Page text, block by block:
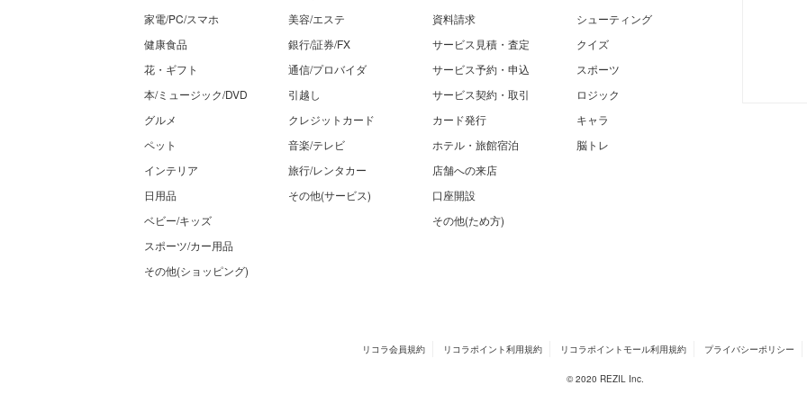
家電/PC/スマホ
健康食品
花・ギフト
本/ミュージック/DVD
グルメ
ペット
インテリア
日用品
ベビー/キッズ
スポーツ/カー用品
その他(ショッピング)
美容/エステ
銀行/証券/FX
通信/プロバイダ
引越し
クレジットカード
音楽/テレビ
旅行/レンタカー
その他(サービス)
資料請求
サービス見積・査定
サービス予約・申込
サービス契約・取引
カード発行
ホテル・旅館宿泊
店舗への来店
口座開設
その他(ため方)
シューティング
クイズ
スポーツ
ロジック
キャラ
脳トレ
リコラ会員規約 リコラポイント利用規約 リコラポイントモール利用規約 プライバシーポリシー
© 2020 REZIL Inc.